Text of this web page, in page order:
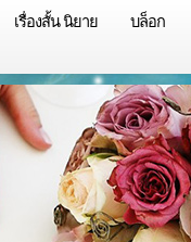
เรื่องสั้น นิยาย บล็อก